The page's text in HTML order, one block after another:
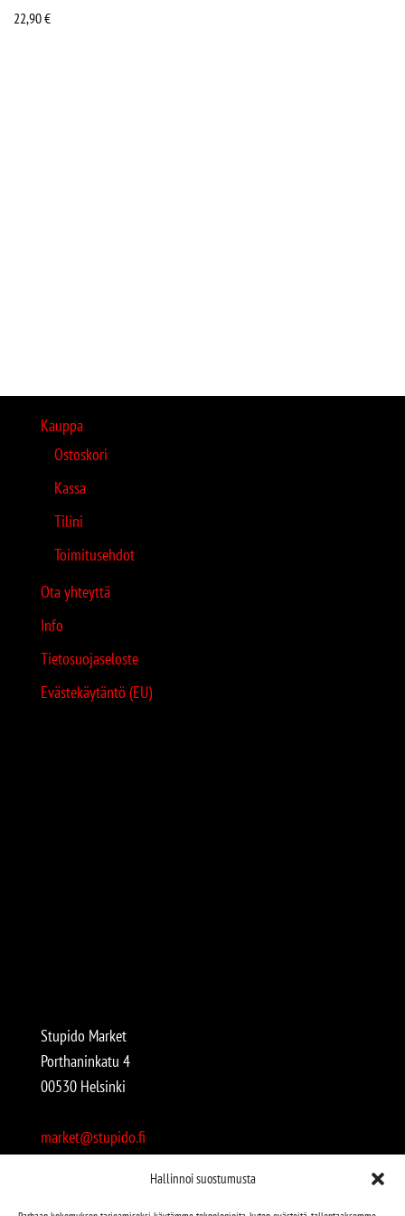
Hallinnoi suostumusta
22,90€
Kauppa
Ostoskori
Kassa
Tilini
Toimitusehdot
Ota yhteyttä
Info
Tietosuojaseloste
Evästekäytäntö (EU)
Stupido Market
Porthaninkatu 4
00530 Helsinki
market@stupido.fi